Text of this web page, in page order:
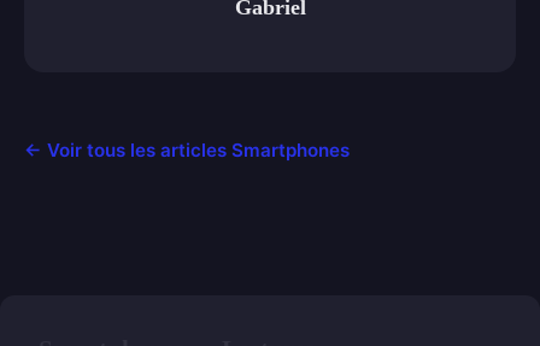
Gabriel
← Voir tous les articles Smartphones